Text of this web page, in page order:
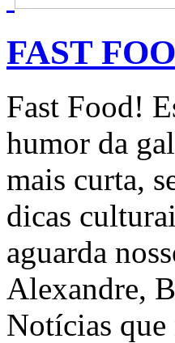
FAST
Fast Food!
humor da
mais curta,
dicas
aguarda
Alexandre,
Notícias